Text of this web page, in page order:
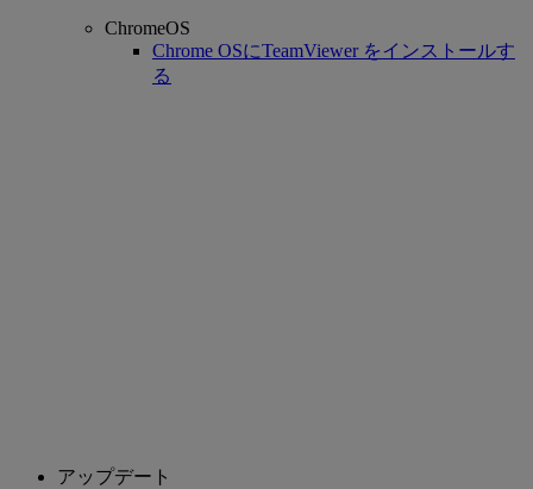
ChromeOS
Chrome OSにTeamViewer をインストールす
る
アップデート